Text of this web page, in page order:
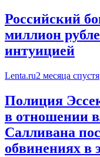
Российский
миллион
интуицией
Lenta.ru2 месяца спустя
Полиция
в отношении
Салливана
обвинениях в